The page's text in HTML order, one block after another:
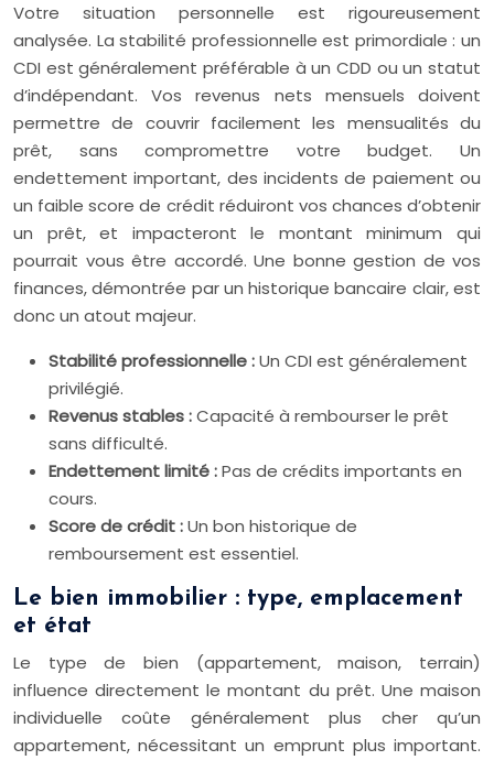
Votre situation personnelle est rigoureusement
analysée. La stabilité professionnelle est primordiale : un
CDI est généralement préférable à un CDD ou un statut
d’indépendant. Vos revenus nets mensuels doivent
permettre de couvrir facilement les mensualités du
prêt, sans compromettre votre budget. Un
endettement important, des incidents de paiement ou
un faible score de crédit réduiront vos chances d’obtenir
un prêt, et impacteront le montant minimum qui
pourrait vous être accordé. Une bonne gestion de vos
finances, démontrée par un historique bancaire clair, est
donc un atout majeur.
Stabilité professionnelle :Un CDI est généralement
privilégié.
Revenus stables :Capacité à rembourser le prêt
sans difficulté.
Endettement limité :Pas de crédits importants en
cours.
Score de crédit :Un bon historique de
remboursement est essentiel.
Le bien immobilier : type, emplacement
et état
Le type de bien (appartement, maison, terrain)
influence directement le montant du prêt. Une maison
individuelle coûte généralement plus cher qu’un
appartement, nécessitant un emprunt plus important.